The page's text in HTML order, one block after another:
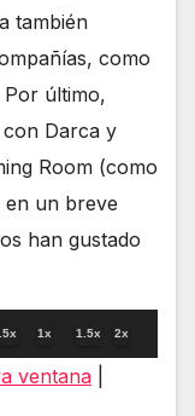
también
como
último,
Darca y
Room (como
en un breve
han gustado
.5x 1x 1.5x 2x
ventana